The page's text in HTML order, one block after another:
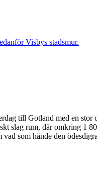
till Gotland med en
slag rum, där omkring 1
som hände den